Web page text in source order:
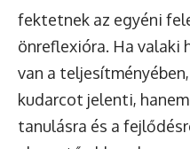
fektetnek az egyéni
önreflexióra. Ha valaki
van a
kudarcot jelenti,
tanulásra és a